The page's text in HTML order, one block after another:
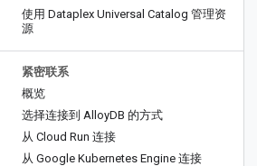
使用 Dataplex Universal Catalog 管理资
源
紧密联系
概览
选择连接到 AlloyDB 的方式
从 Cloud Run 连接
从 Google Kubernetes Engine 连接